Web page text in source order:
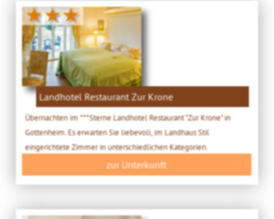
★★★
Landhotel Restaurant Zur Krone
Übernachten im ***Sterne Landhotel Restaurant "Zur Krone" in
Gottenheim. Es erwarten Sie liebevoll, im Landhaus Stil
eingerichtete Zimmer in unterschiedlichen Kategorien.
zur Unterkunft